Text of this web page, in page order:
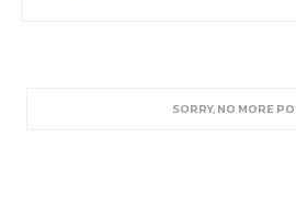
SORRY, NO MORE